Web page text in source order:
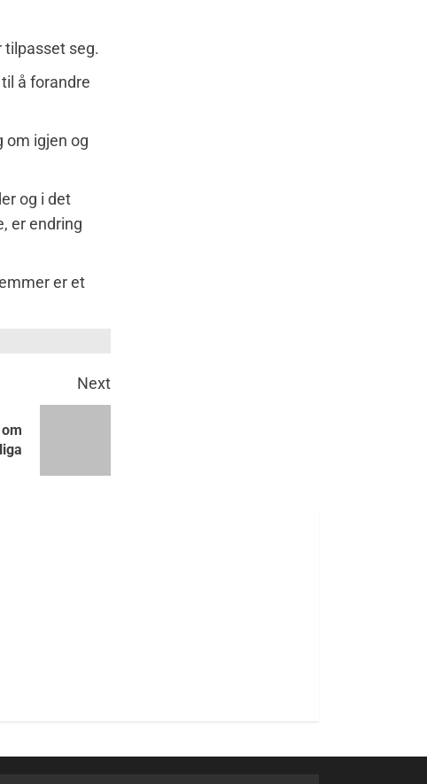
tilpasset seg.
å forandre
om igjen og
og i det
er endring
er et
Next